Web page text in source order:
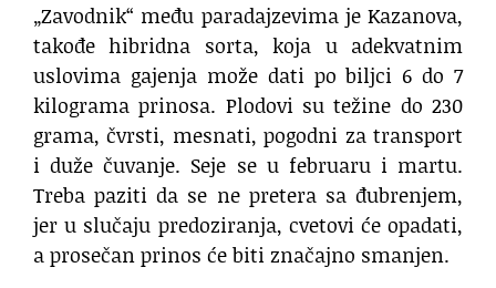
„Zavodnik“ među paradajzevima je Kazanova,
takođe hibridna sorta, koja u adekvatnim
uslovima gajenja može dati po biljci 6 do 7
kilograma prinosa. Plodovi su težine do 230
grama, čvrsti, mesnati, pogodni za transport
i duže čuvanje. Seje se u februaru i martu.
Treba paziti da se ne pretera sa đubrenjem,
jer u slučaju predoziranja, cvetovi će opadati,
a prosečan prinos će biti značajno smanjen.